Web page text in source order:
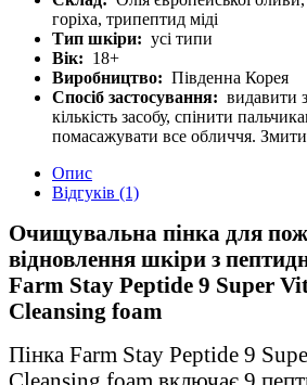
горіха, трипептид міді
Тип шкіри: усі типи
Вік: 18+
Виробництво: Південна Корея
Спосіб застосування: видавити
кількість засобу, спінити
помасажувати все обличчя.
Опис
Відгуків (1)
Очищувальна пінка для
відновлення шкіри з
Farm Stay Peptide 9 Super
Cleansing foam
Пінка Farm Stay Peptide 9